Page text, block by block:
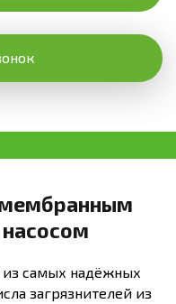
из самых надёжных
загрязнителей из